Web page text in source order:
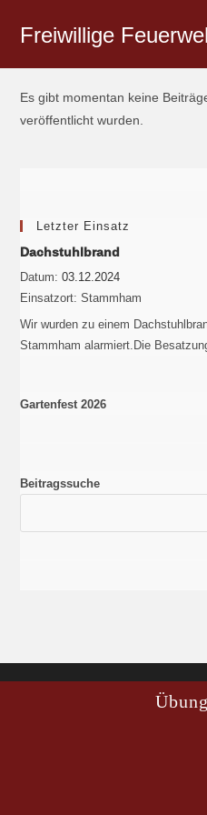
Freiwillige
Es gibt momentan keine
veröffentlicht wurden.
Letzter Einsatz
Dachstuhlbrand
Datum:03.12.2024
Einsatzort: Stammham
Wir wurden zu einem
Stammham alarmiert.Die
Gartenfest 2026
Beitragssuche